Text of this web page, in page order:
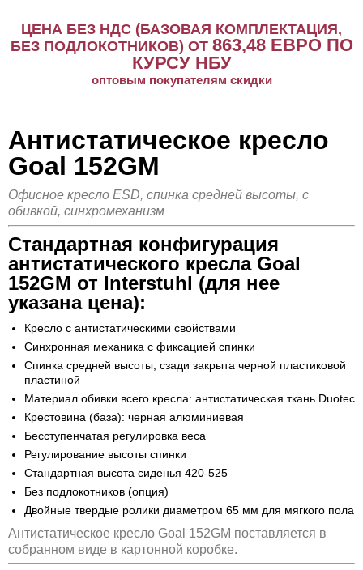
ЦЕНА БЕЗ НДС (БАЗОВАЯ КОМПЛЕКТАЦИЯ,
БЕЗ ПОДЛОКОТНИКОВ) ОТ 863,48ЕВРО ПО
КУРСУ НБУ
оптовым покупателям скидки
Антистатическое кресло
Goal 152GM
Офисное кресло ESD, спинка средней высоты, с
обивкой, синхромеханизм
Стандартная конфигурация
антистатического кресла Goal
152GM от Interstuhl (для нее
указана цена):
Кресло с антистатическими свойствами
Синхронная механика с фиксацией спинки
Спинка средней высоты, сзади закрыта черной пластиковой
пластиной
Материал обивки всего кресла: антистатическая ткань Duotec
Крестовина (база): черная алюминиевая
Бесступенчатая регулировка веса
Регулирование высоты спинки
Стандартная высота сиденья 420-525
Без подлокотников (опция)
Двойные твердые ролики диаметром 65 мм для мягкого пола
Антистатическое кресло Goal 152GM поставляется в
собранном виде в картонной коробке.